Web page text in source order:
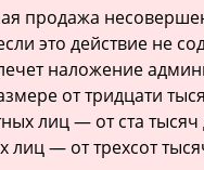
продажа
это действие не
наложение
от тридцати
лиц — от ста тысяч
лиц — от трехсот